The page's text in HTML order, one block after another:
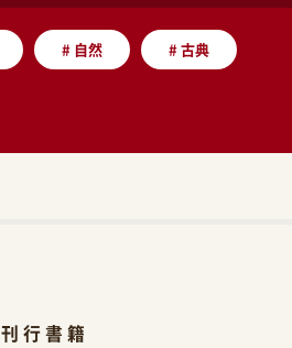
# 自然 #古典
刊行書籍